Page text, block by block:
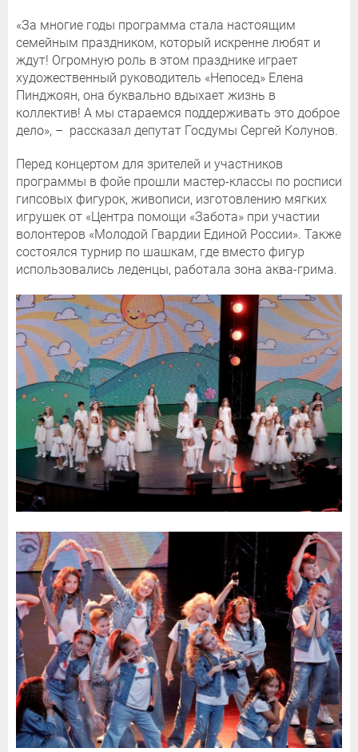
«За многие годы программа стала настоящим
семейным праздником, который искренне любят и
ждут! Огромную роль в этом празднике играет
художественный руководитель «Непосед» Елена
Пинджоян, она буквально вдыхает жизнь в
коллектив! А мы стараемся поддерживать это доброе
дело», – рассказал депутат Госдумы Сергей Колунов.
Перед концертом для зрителей и участников
программы в фойе прошли мастер-классы по росписи
гипсовых фигурок, живописи, изготовлению мягких
игрушек от «Центра помощи «Забота» при участии
волонтеров «Молодой Гвардии Единой России». Также
состоялся турнир по шашкам, где вместо фигур
использовались леденцы, работала зона аква-грима.